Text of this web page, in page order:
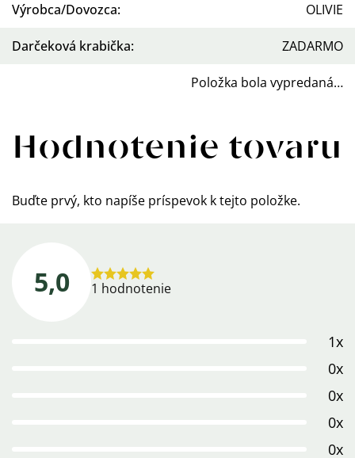
Výrobca/Dovozca: OLIVIE
Darčeková krabička: ZADARMO
Položka bola vypredaná…
Hodnotenie tovaru
Buďte prvý, kto napíše príspevok k tejto položke.
5,0
Priemerné
1 hodnotenie
1x
0x
0x
0x
0x